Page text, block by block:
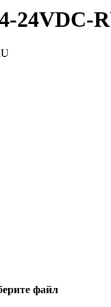
24VDC-
файл